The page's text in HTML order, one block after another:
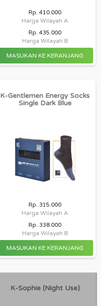
Rp. 410.000
Harga Wilayah A
Rp. 435.000
Harga Wilayah B
K-Gentlemen Energy Socks
Single Dark Blue
Rp. 315.000
Harga Wilayah A
Rp. 338.000
Harga Wilayah B
K-Sophie (night Use)